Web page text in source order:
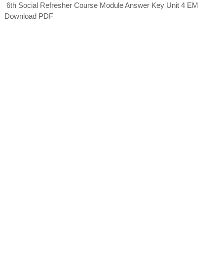
6th Social Refresher Course Module Answer Key Unit 4 EM
Download PDF